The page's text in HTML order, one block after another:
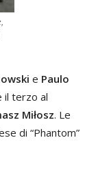
e Paulo
il terzo al
Miłosz. Le
di “Phantom”